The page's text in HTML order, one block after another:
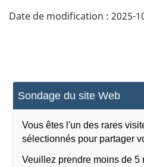
Sondage du site Web
Vous êtes l'un des rares
sélectionnés pour partager
Veuillez prendre moins de 5
Date de modification : 2025-